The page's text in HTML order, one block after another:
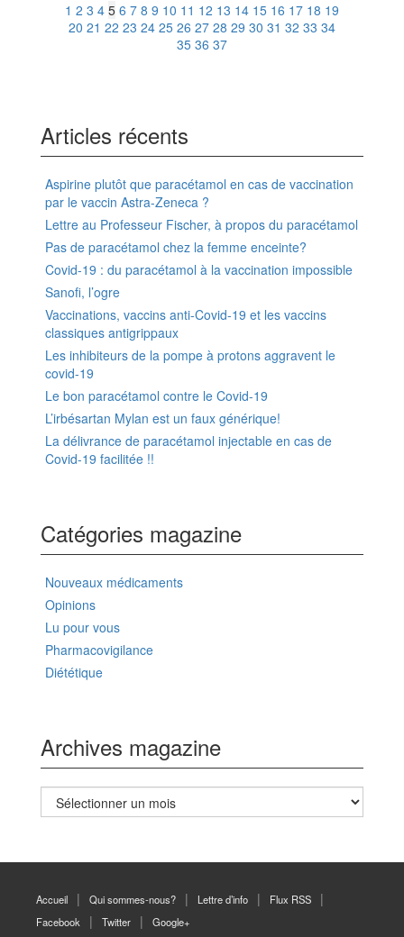
1 2 3 4 5 6 7 8 9 10 11 12 13 14 15 16 17 18 19
20 21 22 23 24 25 26 27 28 29 30 31 32 33 34
35 36 37
Articles récents
Aspirine plutôt que paracétamol en cas de vaccination
par le vaccin Astra-Zeneca ?
Lettre au Professeur Fischer, à propos du paracétamol
Pas de paracétamol chez la femme enceinte?
Covid-19 : du paracétamol à la vaccination impossible
Sanofi, l’ogre
Vaccinations, vaccins anti-Covid-19 et les vaccins
classiques antigrippaux
Les inhibiteurs de la pompe à protons aggravent le
covid-19
Le bon paracétamol contre le Covid-19
L’irbésartan Mylan est un faux générique!
La délivrance de paracétamol injectable en cas de
Covid-19 facilitée !!
Catégories magazine
Nouveaux médicaments
Opinions
Lu pour vous
Pharmacovigilance
Diététique
Archives magazine
Archives
magazine
Accueil Qui sommes-nous? Lettre d’info
Flux RSS
Facebook
Twitter Google+